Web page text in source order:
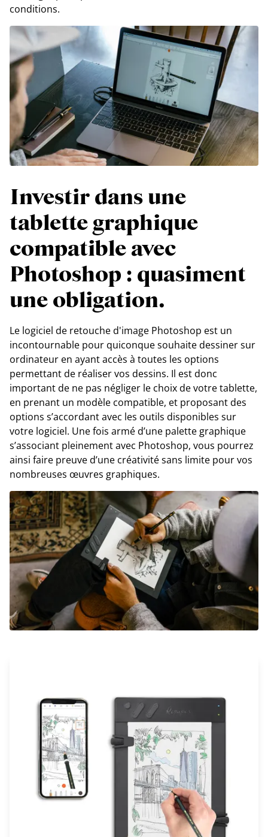
conditions.
Investir dans une
tablette graphique
compatible avec
Photoshop : quasiment
une obligation.
Le logiciel de retouche d'image Photoshop est un
incontournable pour quiconque souhaite dessiner sur
ordinateur en ayant accès à toutes les options
permettant de réaliser vos dessins. Il est donc
important de ne pas négliger le choix de votre tablette,
en prenant un modèle compatible, et proposant des
options s’accordant avec les outils disponibles sur
votre logiciel. Une fois armé d’une palette graphique
s’associant pleinement avec Photoshop, vous pourrez
ainsi faire preuve d’une créativité sans limite pour vos
nombreuses œuvres graphiques.